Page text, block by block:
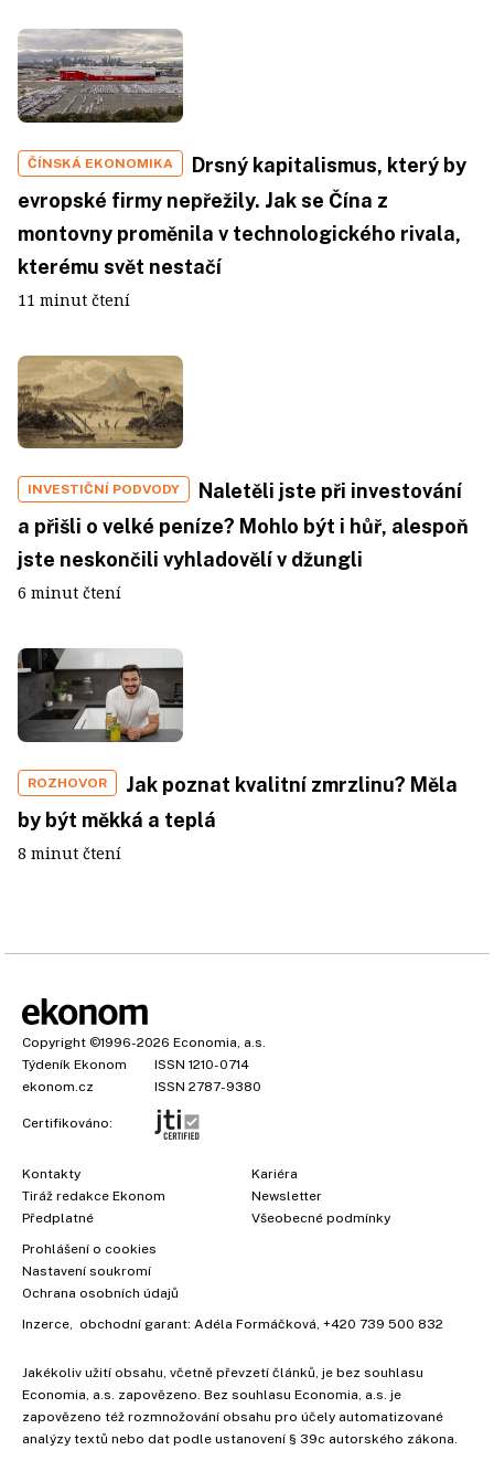
ČÍNSKÁ EKONOMIKA
Drsný kapitalismus, který by
evropské firmy nepřežily. Jak se Čína z
montovny proměnila v technologického rivala,
kterému svět nestačí
11 minut čtení
INVESTIČNÍ PODVODY
Naletěli jste při investování
a přišli o velké peníze? Mohlo být i hůř, alespoň
jste neskončili vyhladovělí v džungli
6 minut čtení
ROZHOVOR
Jak poznat kvalitní zmrzlinu? Měla
by být měkká a teplá
8 minut čtení
Copyright ©1996-2026 Economia, a.s.
Týdeník Ekonom
ISSN 1210-0714
ekonom.cz
ISSN 2787-9380
Certifikováno:
Kontakty
Tiráž redakce Ekonom
Předplatné
Kariéra
Newsletter
Všeobecné podmínky
Prohlášení o cookies
Nastavení soukromí
Ochrana osobních údajů
Inzerce , obchodní garant: Adéla Formáčková +420 739 500 832
Jakékoliv užití obsahu, včetně převzetí článků, je bez souhlasu
Economia, a.s. zapovězeno. Bez souhlasu Economia, a.s. je
zapovězeno též rozmnožování obsahu pro účely automatizované
analýzy textů nebo dat podle ustanovení § 39c autorského zákona.